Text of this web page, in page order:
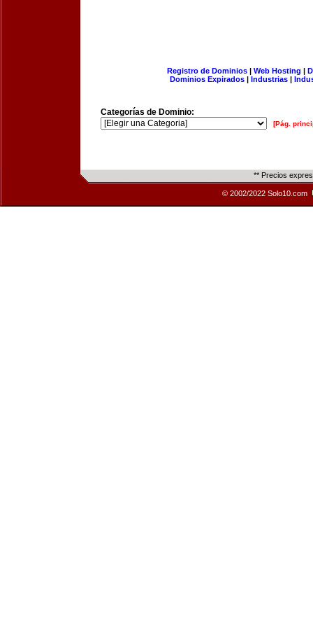
Registro de Dominios| Web Hosting |
Dominios Expirados | Industrias |
Categorías de Dominio:
[Pág.
** Precios
© 2002/2022 Solo10.com